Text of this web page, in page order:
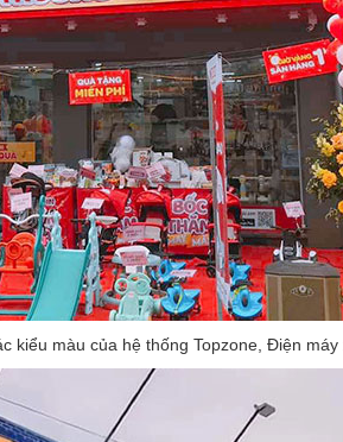
kiểu màu của hệ thống Topzone, Điện